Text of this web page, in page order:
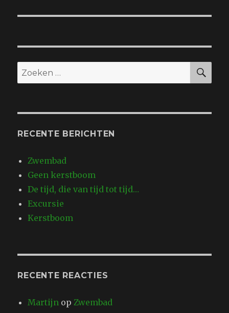
Zoeken
naar:
RECENTE BERICHTEN
Zwembad
Geen kerstboom
De tijd, die van tijd tot tijd…
Excursie
Kerstboom
RECENTE REACTIES
Martijn opZwembad